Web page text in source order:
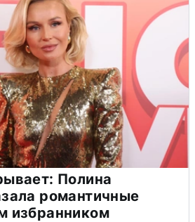
Полина
романтичные
избранником